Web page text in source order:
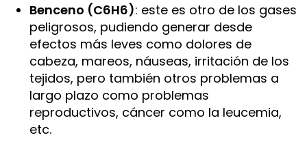
Benceno (C6H6): este es otro de los gases
peligrosos, pudiendo generar desde
efectos más leves como dolores de
cabeza, mareos, náuseas, irritación de los
tejidos, pero también otros problemas a
largo plazo como problemas
reproductivos, cáncer como la leucemia,
etc.